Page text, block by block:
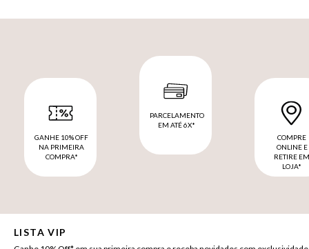
GANHE 10% OFF
NA PRIMEIRA
COMPRA*
PARCELAMENTO
EM ATÉ 6X*
COMPRE
ONLINE E
RETIRE EM
LOJA*
LISTA VIP